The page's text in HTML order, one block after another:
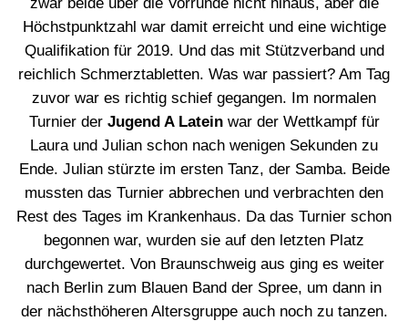
Höchstpunktzahl war damit erreicht und eine wichtige
Qualifikation für 2019. Und das mit Stützverband und
reichlich Schmerztabletten. Was war passiert? Am Tag
zuvor war es richtig schief gegangen. Im normalen
Turnier der Jugend A Lateinwar der Wettkampf für
Laura und Julian schon nach wenigen Sekunden zu
Ende. Julian stürzte im ersten Tanz, der Samba. Beide
mussten das Turnier abbrechen und verbrachten den
Rest des Tages im Krankenhaus. Da das Turnier schon
begonnen war, wurden sie auf den letzten Platz
durchgewertet. Von Braunschweig aus ging es weiter
nach Berlin zum Blauen Band der Spree, um dann in
der nächsthöheren Altersgruppe auch noch zu tanzen.